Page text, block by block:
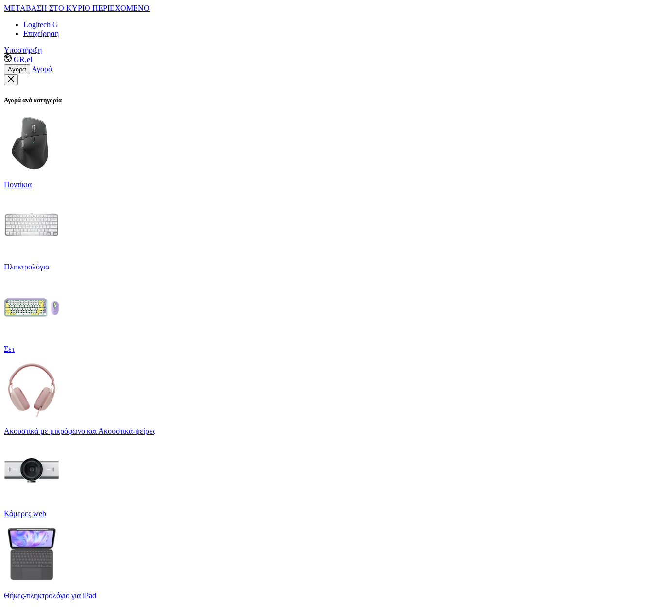
ΜΕΤΑΒΑΣΗ ΣΤΟ ΚΥΡΙΟ ΠΕΡΙΕΧΟΜΕΝΟ
Logitech G
Επιχείρηση
Υποστήριξη
GR,el
Αγορά Αγορά
Αγορά ανά κατηγορία
Ποντίκια
Πληκτρολόγια
Σετ
Ακουστικά με μικρόφωνο και Ακουστικά-ψείρες
Κάμερες web
Θήκες-πληκτρολόγιο για iPad